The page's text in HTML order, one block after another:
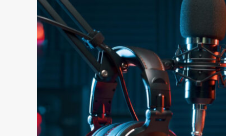
dla
rodzeństwa